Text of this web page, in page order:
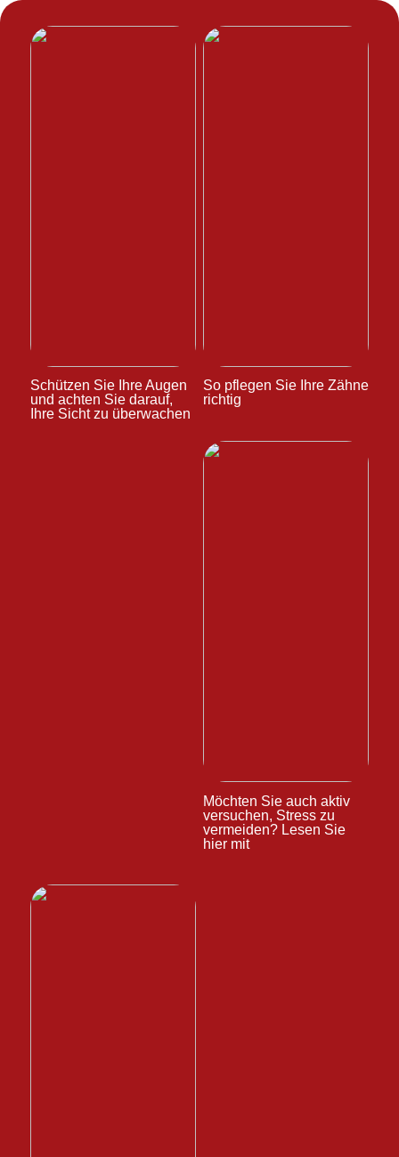
Schützen Sie Ihre Augen
und achten Sie darauf,
Ihre Sicht zu überwachen
So pflegen Sie Ihre Zähne
richtig
Möchten Sie auch aktiv
versuchen, Stress zu
vermeiden? Lesen Sie
hier mit